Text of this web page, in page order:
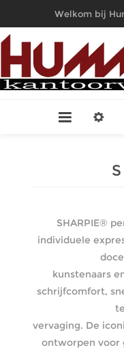
Welkom bij
SHARPIE®
individuele
kunstenaars
schrijfcomfort,
vervaging. De
ontworpen voor